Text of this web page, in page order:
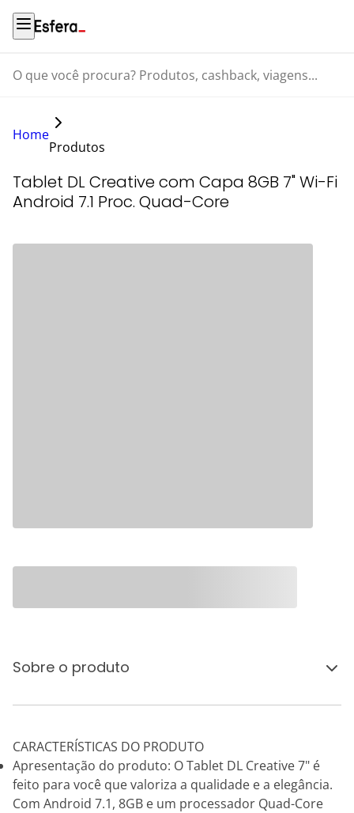
O que você procura? Produtos, cashback, viagens...
Home
Produtos
Tablet DL Creative com Capa 8GB 7" Wi-Fi
Android 7.1 Proc. Quad-Core
Sobre o produto
CARACTERÍSTICAS DO PRODUTO
Apresentação do produto: O Tablet DL Creative 7" é
feito para você que valoriza a qualidade e a elegância.
Com Android 7.1, 8GB e um processador Quad-Core